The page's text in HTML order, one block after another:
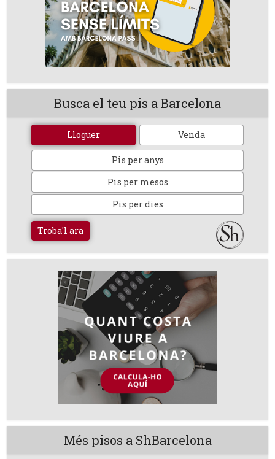
Busca el teu pis a Barcelona
Lloguer Venda
Pis per anys
Pis per mesos
Pis per dies
Troba'l ara
Més pisos a ShBarcelona